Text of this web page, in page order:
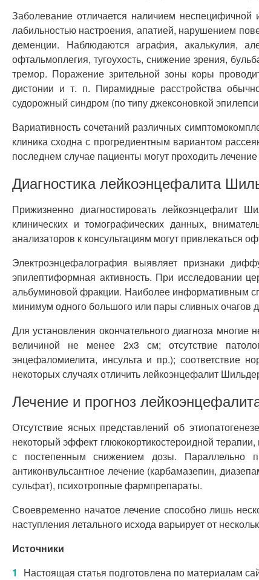
Заболевание отличается наличием
лабильностью настроения, апатией, нарушением
деменции. Наблюдаются аграфия, акалькулия,
офтальмоплегия, тугоухость, снижение зрения,
тремор. Поражение зрительной зоны коры
дистонии и т. п. Пирамидные расстройства
судорожный синдром (по типу джексоновкой
Вариативность сочетаний различных
клиника сходна с прогредиентным вариантом
последнем случае пациенты могут проходить
Диагностика лейкоэнцефалита
Прижизненно диагностировать лейкоэнцефалит
клинических и томографических данных,
анализаторов к консультациям могут привлекаться
Электроэнцефалография выявляет признаки
эпилептиформная активность. При исследовании
альбуминовой фракции. Наиболее информативным
минимум одного большого или пары сливных
Для установления окончательного диагноза
величиной не менее 2х3 см; отсутствие
энцефаломиелита, инсульта и пр.); соответствие
некоторых случаях отличить лейкоэнцефалит
Лечение и прогноз
Отсутствие ясных представлений об
некоторый эффект глюкокортикостероидной
с постепенным снижением дозы. Параллельно
антиконвульсантное лечение (карбамазепин,
сульфат), психотропные фармпрепараты.
Своевременно начатое лечение способно лишь
наступления летального исхода варьирует от
Источники
Настоящая статья подготовлена по материалам